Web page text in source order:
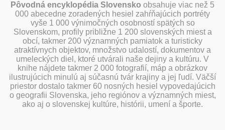
Pôvodná encyklopédia Slovensko obsahuje viac než 5
000 abecedne zoradených hesiel zahŕňajúcich portréty
vyše 1 000 výnimočných osobností spätých so
Slovenskom, profily približne 1 200 slovenských miest a
obcí, takmer 200 významných pamiatok a turisticky
atraktívnych objektov, množstvo udalostí, dokumentov a
umeleckých diel, ktoré utvárali naše dejiny a kultúru. V
knihe nájdete takmer 2 000 fotografií, máp a obrázkov
ilustrujúcich minulú aj súčasnú tvár krajiny a jej ľudí. Väčší
priestor dostalo takmer 60 nosných hesiel vypovedajúcich
o geografii Slovenska, jeho regiónov a významných miest,
ako aj o slovenskej kultúre, histórii, umení a športe.